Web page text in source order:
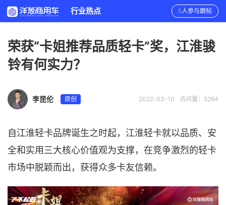
行业热点 5人参与跟帖
荣获“卡姐推荐品质轻卡”奖，江淮骏
铃有何实力？
访问量：5264
2022-03-10
李昆伦 原创
自江淮轻卡品牌诞生之时起，江淮轻卡就以品质、安
全和实用三大核心价值观为支撑，在竞争激烈的轻卡
市场中脱颖而出，获得众多卡友信赖。